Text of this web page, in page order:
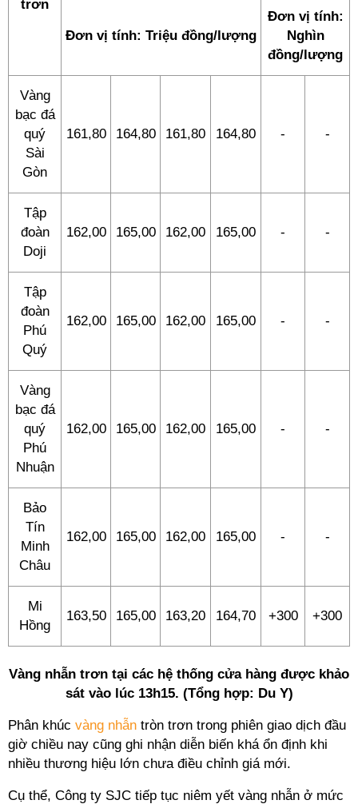
trơn
Đơn vị tính: Triệu đồng/lượng
Đơn vị tính:
Nghìn
đồng/lượng
Vàng
bạc đá
quý
Sài
Gòn
161,80 164,80 161,80 164,80 - -
Tập
đoàn
Doji
162,00 165,00 162,00 165,00 - -
Tập
đoàn
Phú
Quý
162,00 165,00 162,00 165,00 - -
Vàng
bạc đá
quý
Phú
Nhuận
162,00 165,00 162,00 165,00 - -
Bảo
Tín
Minh
Châu
162,00 165,00 162,00 165,00 - -
Mi
Hồng
163,50 165,00 163,20 164,70 +300 +300
Vàng nhẫn trơn tại các hệ thống cửa hàng được khảo
sát vào lúc 13h15. (Tổng hợp: Du Y)
Phân khúc vàng nhẫn tròn trơn trong phiên giao dịch đầu
giờ chiều nay cũng ghi nhận diễn biến khá ổn định khi
nhiều thương hiệu lớn chưa điều chỉnh giá mới.
Cụ thể, Công ty SJC tiếp tục niêm yết vàng nhẫn ở mức